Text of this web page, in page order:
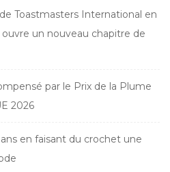
Toastmasters International en
un nouveau chapitre de
par le Prix de la Plume
2026
en faisant du crochet une